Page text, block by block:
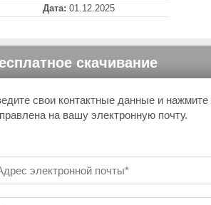
Дата: 01.12.2025
скачивание
свои контактные данные и
на вашу электронную почту.